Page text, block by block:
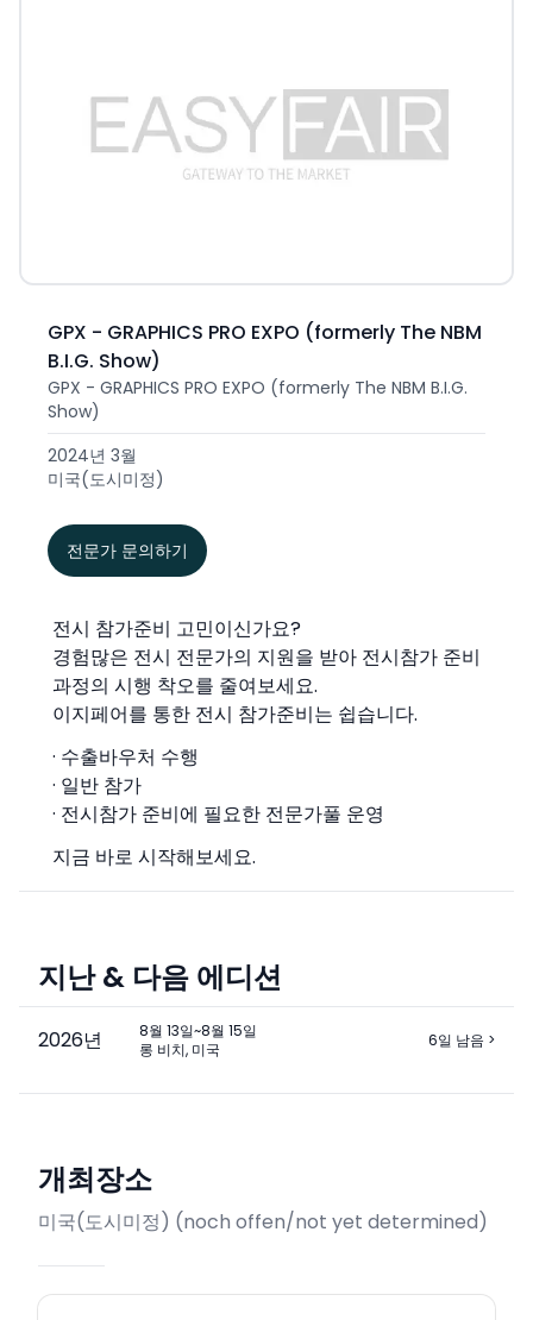
GPX - GRAPHICS PRO EXPO (formerly The NBM
B.I.G. Show)
GPX - GRAPHICS PRO EXPO (formerly The NBM B.I.G.
Show)
2024년 3월
미국(도시미정)
전문가 문의하기
전시 참가준비 고민이신가요?
경험많은 전시 전문가의 지원을 받아 전시참가 준비
과정의 시행 착오를 줄여보세요.
이지페어를 통한 전시 참가준비는 쉽습니다.
· 수출바우처 수행
· 일반 참가
· 전시참가 준비에 필요한 전문가풀 운영
지금 바로 시작해보세요.
지난 & 다음 에디션
2026년
8월 13일~8월 15일
롱 비치, 미국
6일 남음 >
개최장소
미국(도시미정) (noch offen/not yet determined)